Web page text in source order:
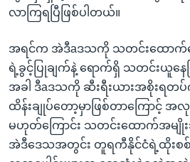
ရန်လာကြရပြီဖြစ်ပါတယ်။
အရင်က အဲဒီaဒသကို သတင်းထောက်
ရဲ့ခွင့်ပြုချက်နဲ့ ရောက်ရှိ သတင်းယူန
အခါ ဒီaဒသကို ဆီးရီးယားအစိုးရတ
ထိန်းချုပ်တော့မှာဖြစ်တာကြောင့်
မဟုတ်ကြောင်း သတင်းထောက်အမျိုး
အဲဒီဒေသအတွင်း တူရကီနိုင်ငံရဲ့ထိုးစစ်